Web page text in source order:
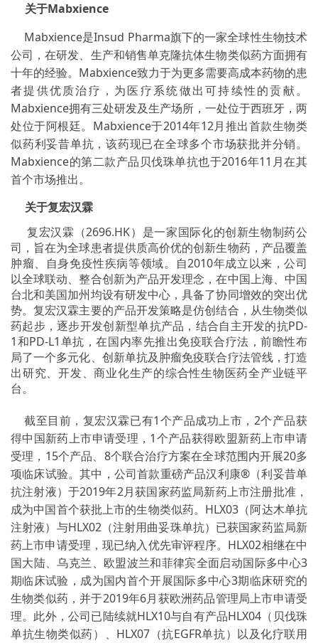
关于Mabxience
Mabxience是Insud Pharma旗下的一家全球性生物技术
公司，在研发、生产和销售单克隆抗体生物类似药方面拥有
十年的经验。Mabxience致力于为更多需要高成本药物的患
者提供优质治疗，为医疗系统做出可持续性的贡献。
Mabxience拥有三处研发及生产场所，一处位于西班牙，两
处位于阿根廷。Mabxience于2014年12月推出首款生物类
似药利妥昔单抗，该药现已在全球多个市场获批并分销。
Mabxience的第二款产品贝伐珠单抗也于2016年11月在其
首个市场推出。
关于复宏汉霖
复宏汉霖（2696.HK）是一家国际化的创新生物制药公
司，旨在为全球患者提供质高价优的创新生物药，产品覆盖
肿瘤、自身免疫性疾病等领域。自2010年成立以来，公司
以全球联动、整合创新为产品开发理念，在中国上海、中国
台北和美国加州均设有研发中心，具备了协同增效的突出优
势。复宏汉霖主要的产品开发策略是仿创结合，从生物类似
药起步，逐步开发创新型单抗产品，结合自主开发的抗PD-
1和PD-L1单抗，在国内率先推出免疫联合疗法，前瞻性布
局了一个多元化、创新单抗及肿瘤免疫联合疗法管线，打造
出研究、开发、商业化生产的综合性生物医药全产业链平
台。
截至目前，复宏汉霖已有1个产品成功上市，2个产品获
得中国新药上市申请受理，1个产品获得欧盟新药上市申请
受理，15个产品、8个联合治疗方案在全球范围内开展20多
项临床试验。其中，公司首款重磅产品汉利康®（利妥昔单
抗注射液）于2019年2月获国家药监局新药上市注册批准，
成为中国首个获批上市的生物类似药。HLX03（阿达木单抗
注射液）与HLX02（注射用曲妥珠单抗）已获国家药监局新
药上市申请受理，现已纳入优先审评程序。HLX02相继在中
国大陆、乌克兰、欧盟波兰和菲律宾全面启动国际多中心3
期临床试验，成为国内首个开展国际多中心3期临床研究的
生物类似药，并于2019年6月获欧洲药品管理局上市申请受
理。此外，公司已陆续就HLX10与自有产品HLX04（贝伐珠
单抗生物类似药）、HLX07（抗EGFR单抗）以及化疗联用